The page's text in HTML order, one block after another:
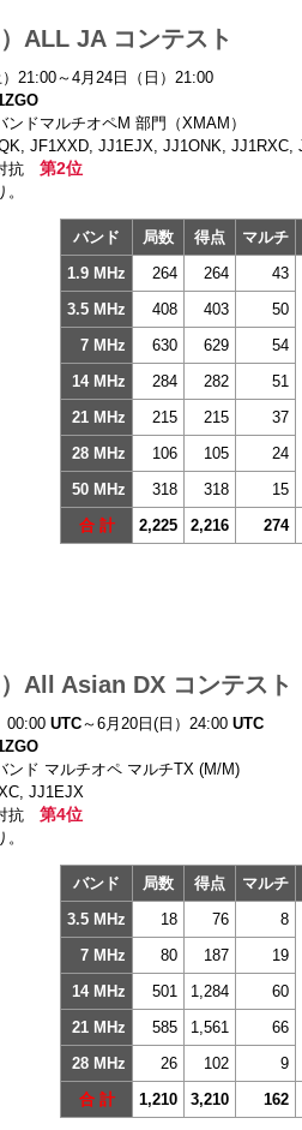
ALL JA コンテスト
21:00～4月24日（日）21:00
ドマルチオペM 部門（XMAM）
JF1XXD, JJ1EJX, JJ1ONK, JJ1RXC,
抗 第2位
バンド 局数 得点 マルチ
1.9 MHz
264 264
43
3.5 MHz
408 403
50
7 MHz
630 629
54
14 MHz
284 282
51
21 MHz
215 215
37
28 MHz
106 105
24
50 MHz
318 318
15
合 計
2,225 2,216 274
All Asian DX コンテスト
00:00 UTC～6月20日(日）24:00 UTC
ンド マルチオペ マルチTX (M/M)
JJ1EJX
抗 第4位
バンド 局数 得点 マルチ
3.5 MHz
18 76
8
7 MHz
80 187
19
14 MHz
501 1,284
60
21 MHz
585 1,561
66
28 MHz
26 102
9
合 計
1,210 3,210 162